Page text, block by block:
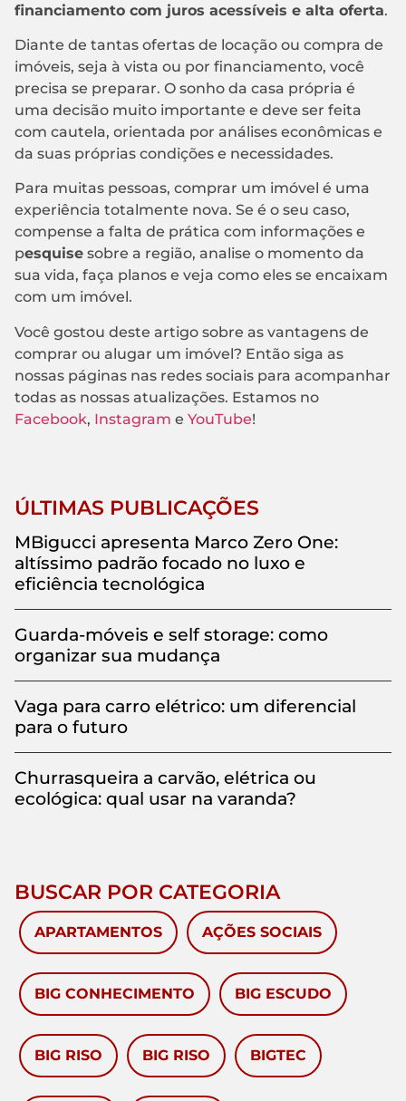
financiamento com juros acessíveis e alta oferta.
Diante de tantas ofertas de locação ou compra de
imóveis, seja à vista ou por financiamento, você
precisa se preparar. O sonho da casa própria é
uma decisão muito importante e deve ser feita
com cautela, orientada por análises econômicas e
da suas próprias condições e necessidades.
Para muitas pessoas, comprar um imóvel é uma
experiência totalmente nova. Se é o seu caso,
compense a falta de prática com informações e
pesquise sobre a região, analise o momento da
sua vida, faça planos e veja como eles se encaixam
com um imóvel.
Você gostou deste artigo sobre as vantagens de
comprar ou alugar um imóvel? Então siga as
nossas páginas nas redes sociais para acompanhar
todas as nossas atualizações. Estamos no
Facebook, Instagram e YouTube!
ÚLTIMAS PUBLICAÇÕES
MBigucci apresenta Marco Zero One:
altíssimo padrão focado no luxo e
eficiência tecnológica
Guarda-móveis e self storage: como
organizar sua mudança
Vaga para carro elétrico: um diferencial
para o futuro
Churrasqueira a carvão, elétrica ou
ecológica: qual usar na varanda?
BUSCAR POR CATEGORIA
APARTAMENTOS AÇÕES SOCIAIS
BIG CONHECIMENTO BIG ESCUDO
BIG RISO BIG RISO BIGTEC